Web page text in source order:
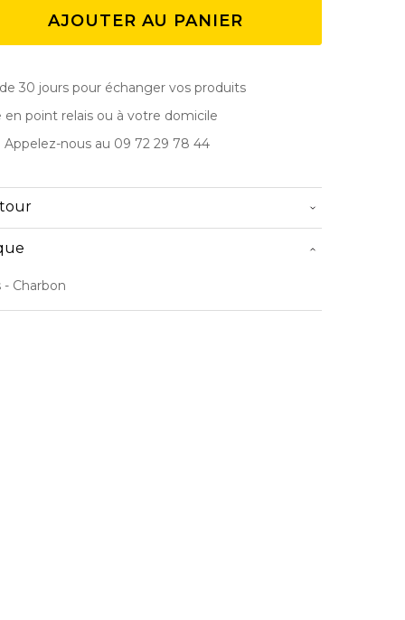
AJOUTER AU PANIER
30 jours pour échanger vos produits
en point relais ou à votre domicile
Appelez-nous au 09 72 29 78 44
- Charbon